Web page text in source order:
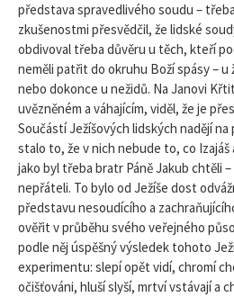
představa spravedlivého soudu –
zkušenostmi přesvědčil, že lidské
obdivoval třeba důvěru u těch, kteří
neměli patřit do okruhu Boží spásy –
nebo dokonce u nežidů. Na Janovi
uvězněném a váhajícím, viděl, že je
Součástí Ježíšových lidských nadějí
stalo to, že v nich nebude to, co Izajáš
jako byl třeba bratr Páně Jakub chtěli
nepřáteli. To bylo od Ježíše dost
představu nesoudícího a
ověřit v průběhu svého veřejného
podle něj úspěšný výsledek tohoto
experimentu: slepí opět vidí, chromí
očišťováni, hluší slyší, mrtví vstávají a